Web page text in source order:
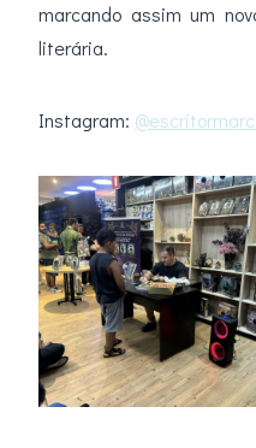
marcando assim um
literária.
Instagram: